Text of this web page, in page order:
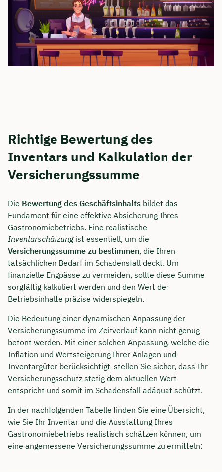
Richtige Bewertung des
Inventars und Kalkulation der
Versicherungssumme
Die Bewertung des Geschäftsinhalts bildet das
Fundament für eine effektive Absicherung Ihres
Gastronomiebetriebs. Eine realistische
Inventarschätzungist essentiell, um die
Versicherungssumme zu bestimmen, die Ihren
tatsächlichen Bedarf im Schadensfall deckt. Um
finanzielle Engpässe zu vermeiden, sollte diese Summe
sorgfältig kalkuliert werden und den Wert der
Betriebsinhalte präzise widerspiegeln.
Die Bedeutung einer dynamischen Anpassung der
Versicherungssumme im Zeitverlauf kann nicht genug
betont werden. Mit einer solchen Anpassung, welche die
Inflation und Wertsteigerung Ihrer Anlagen und
Inventargüter berücksichtigt, stellen Sie sicher, dass Ihr
Versicherungsschutz stetig dem aktuellen Wert
entspricht und somit im Schadensfall adäquat schützt.
In der nachfolgenden Tabelle finden Sie eine Übersicht,
wie Sie Ihr Inventar und die Ausstattung Ihres
Gastronomiebetriebs realistisch schätzen können, um
eine angemessene Versicherungssumme zu ermitteln: